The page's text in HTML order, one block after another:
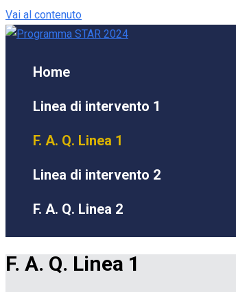
Vai al contenuto
Home
Linea di intervento 1
F. A. Q. Linea 1
Linea di intervento 2
F. A. Q. Linea 2
F. A. Q. Linea 1